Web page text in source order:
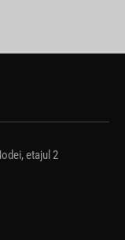
etajul 2